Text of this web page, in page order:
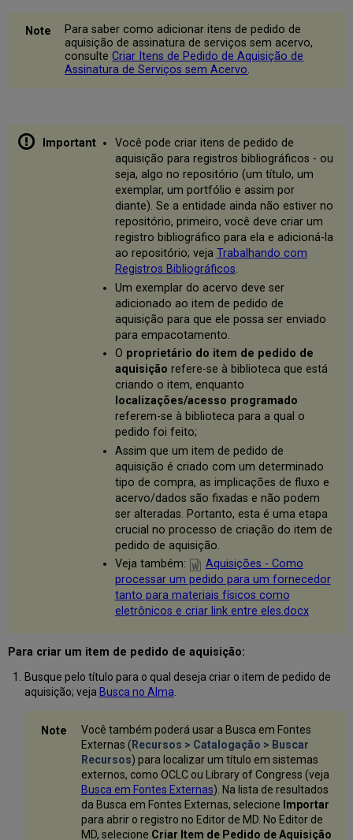
Item
de
Pedido
de
Portfólios
Encomendados
(Somente
Recursos
Eletrônicos)
Campos
Seção
Portfólios
Encomendados
Editar
Informações
Portfólio
Alterar
Portfólio
Está
Sendo
Encomendado
Adicionar
Acervo
Item
Pedido
Aquisição
para
Recurso
Seção
de
Encomendadas
(Recursos
Eletrônicos)
Campos
da
Seção
de
Para saber como adicionar itens de pedido de
aquisição de assinatura de serviços sem acervo,
consulteCriar Itens de Pedido de Aquisição de
Assinatura de Serviços sem Acervo.
Você pode criar itens de pedido de
aquisição para registros bibliográficos - ou
seja, algo no repositório (um título, um
exemplar, um portfólio e assim por
diante). Se a entidade ainda não estiver no
repositório, primeiro, você deve criar um
registro bibliográfico para ela e adicioná-la
ao repositório; veja Trabalhando com
Registros Bibliográficos.
Um exemplar do acervo deve ser
adicionado ao item de pedido de
aquisição para que ele possa ser enviado
para empacotamento.
O proprietário do item de pedido de
aquisição refere-se à biblioteca que está
criando o item, enquanto
localizações/acesso programado
referem-se à biblioteca para a qual o
pedido foi feito;
Assim que um item de pedido de
aquisição é criado com um determinado
tipo de compra, as implicações de fluxo e
acervo/dados são fixadas e não podem
ser alteradas. Portanto, esta é uma etapa
crucial no processo de criação do item de
pedido de aquisição.
Veja também:
Aquisições - Como
processar um pedido para um fornecedor
tanto para materiais físicos como
eletrônicos e criar link entre eles.docx
Para criar um item de pedido de aquisição:
Busque pelo título para o qual deseja criar o item de pedido de
aquisição; veja Busca no Alma
Você também poderá usar a Busca em Fontes
Externas (Recursos > Catalogação > Buscar
Recursos) para localizar um título em sistemas
externos, como OCLC ou Library of Congress (veja
Busca em Fontes Externas). Na lista de resultados
da Busca em Fontes Externas, selecione Importar
para abrir o registro no Editor de MD. No Editor de
MD, selecione Criar Item de Pedido de Aquisição